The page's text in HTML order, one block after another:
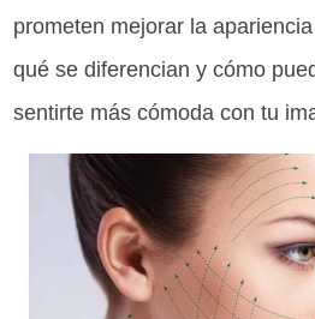
prometen mejorar la
qué se diferencian y cómo
sentirte más cómoda con tu